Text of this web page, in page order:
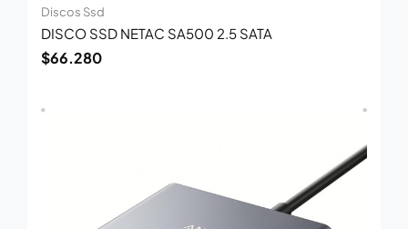
Discos Ssd
DISCO SSD NETAC SA500 2.5 SATA
$66.280